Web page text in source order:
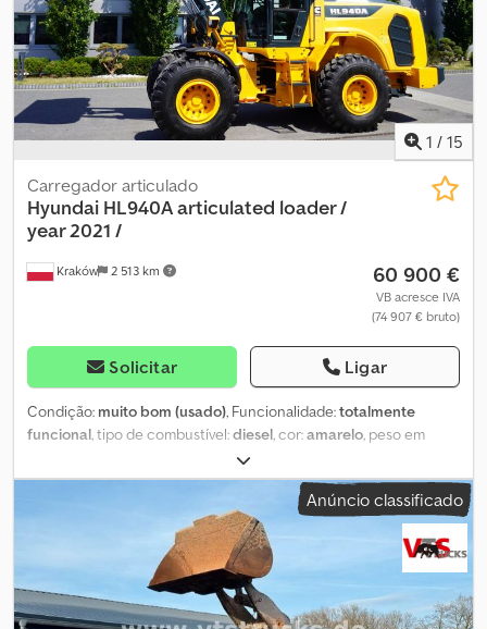
€850 - Sistema de lubrificação central Beka-Max: €3.145 -
Tubulação para engate rápido hidráulico: €425 Pacote de
caçambas Normal MS-03: €4.390 - 1x acoplador rápido - 2x
caçambas para vala SB à escolha - 1x caçamba de limpeza de
valeta Todos os preços são acrescidos de 19% de IVA. Sujeito a
alterações, erros, omissões e venda prévia.
1 / 15
Kraków 2 513 km
Carregador articulado
Hyundai HL940A articulated loader /
year 2021 /
60 900 €
VB acresce IVA
(74 907 € bruto)
Solicitar Ligar
Condição: muito bom (usado), Funcionalidade:totalmente
funcional, tipo de combustível:diesel, cor:amarelo, peso em
, altura de elevação:
eixo:4x4, Ano de fabrico:2021, horas de funcionamento:8 400 h,
, Carregadora Articulada
Hyundai HL940A / ano 2021 / peso 13,5t ano de fabricação: 2021
horímetro: 8.400 horas peso operacional: 13.500 kg potência: 158
CV motor Cummins de 6 cilindros rádio ar-condicionado controle
por joystick bloqueio do diferencial tração 4×4 transmissão de 4
velocidades balança função de flutuação da caçamba
Anúncio classificado